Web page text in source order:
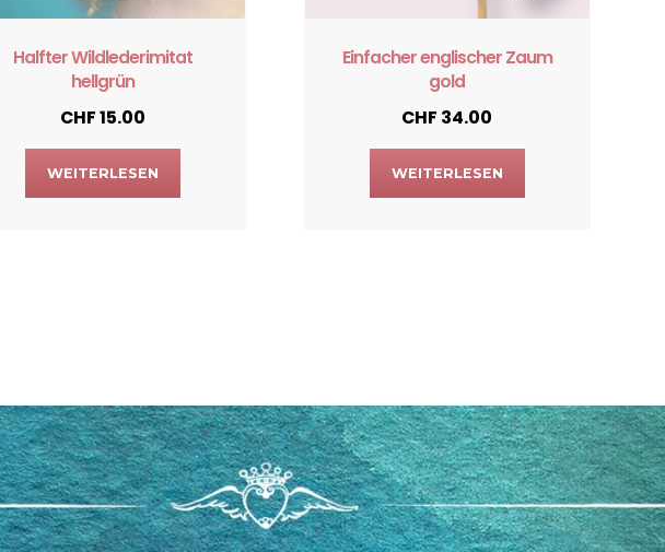
Halfter Wildlederimitat
hellgrün
CHF15.00
WEITERLESEN
Einfacher englischer Zaum
gold
CHF 34.00
WEITERLESEN